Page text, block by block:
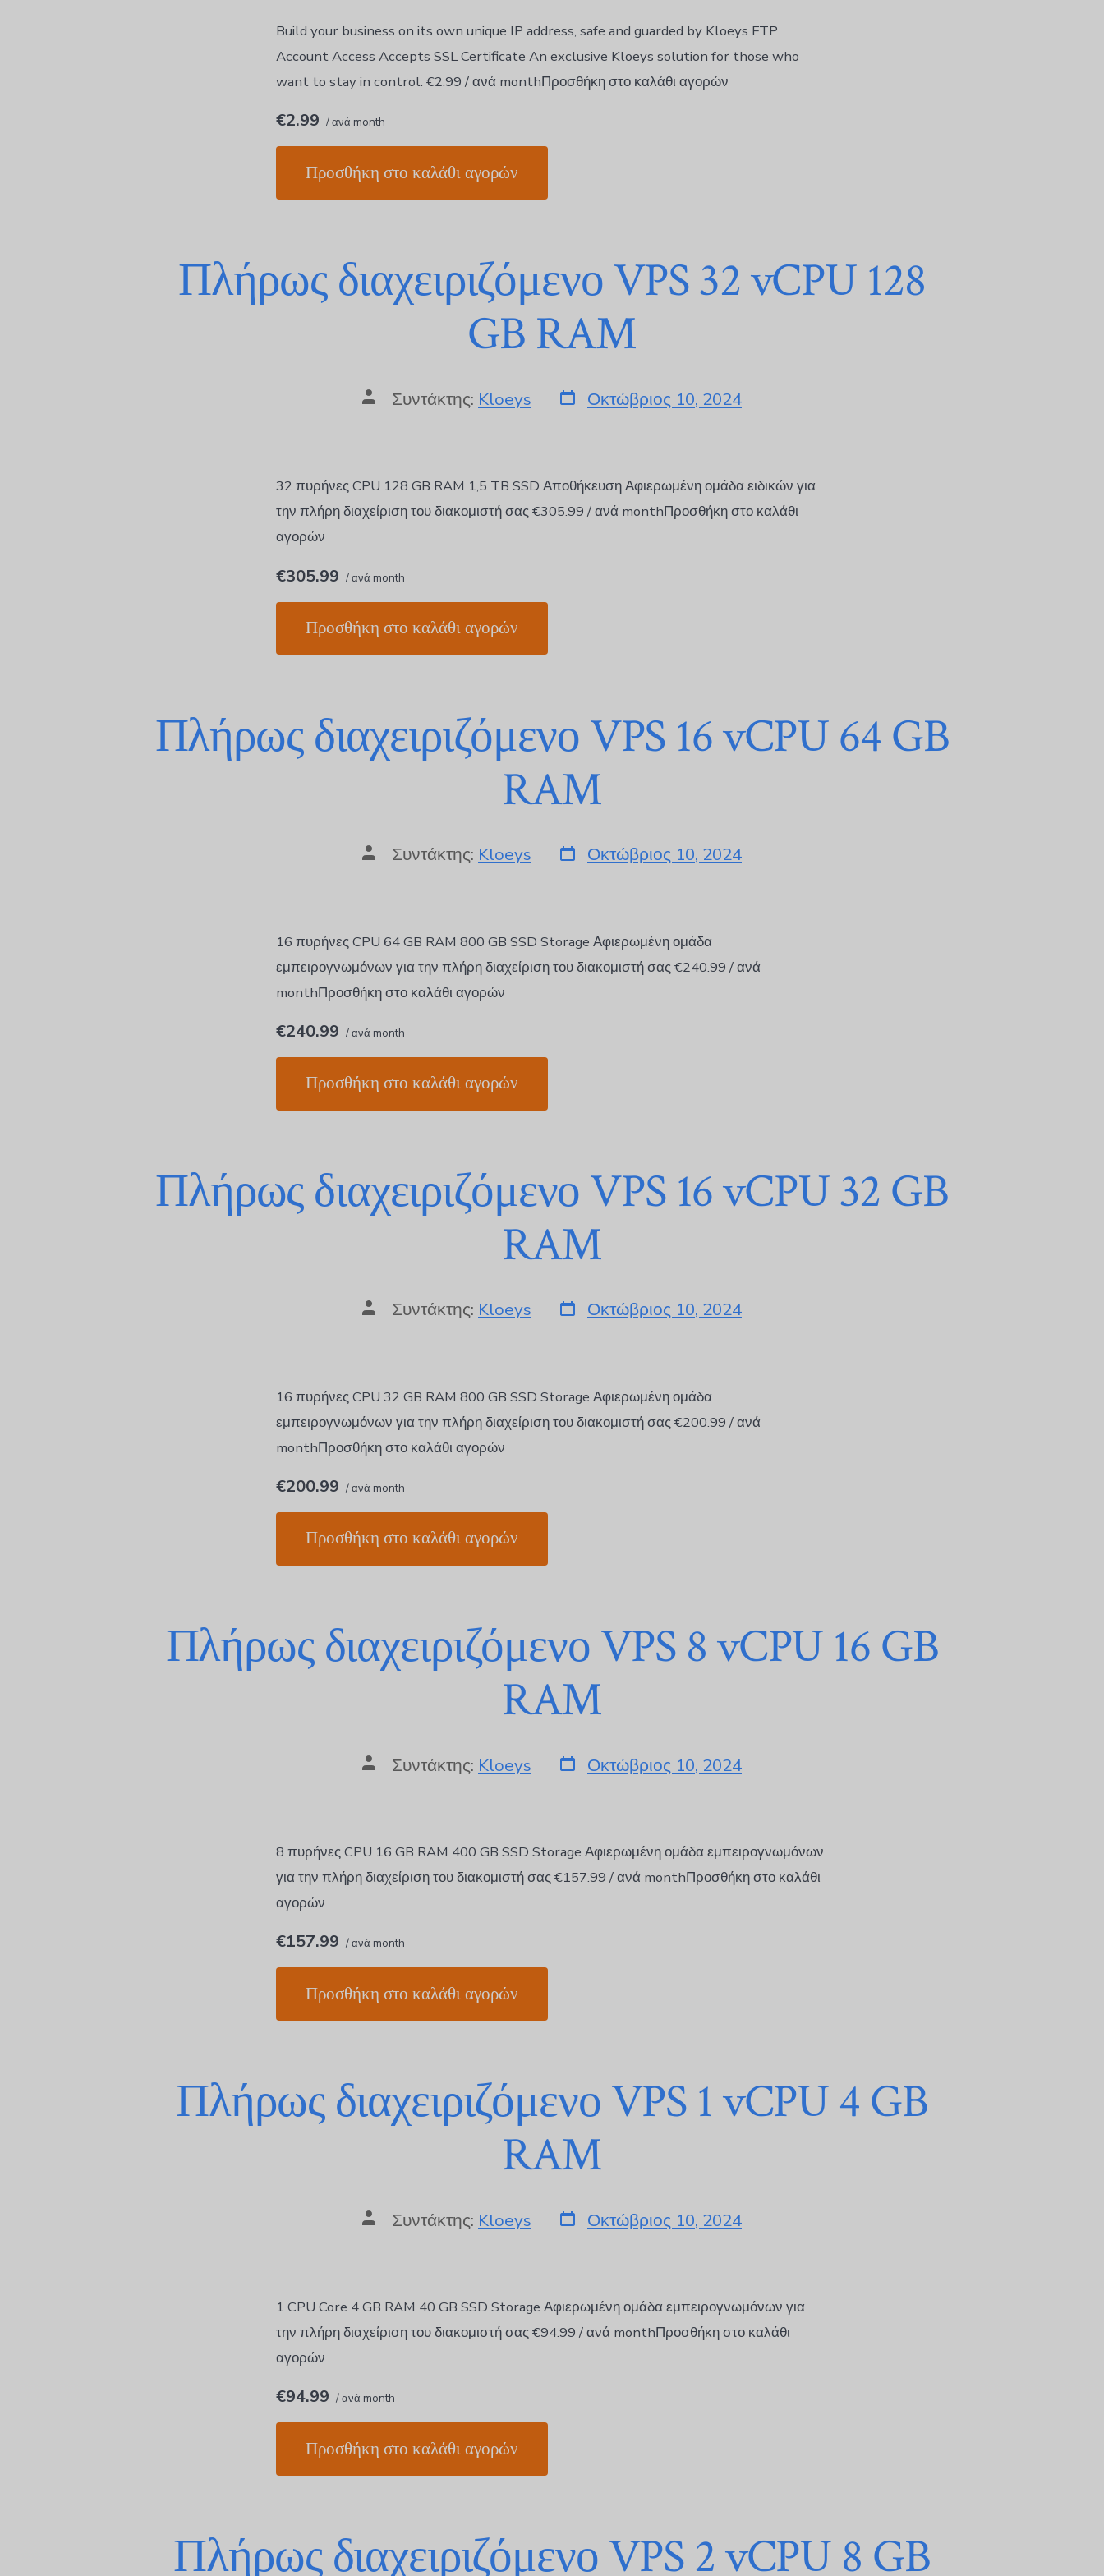
Build your business on its own unique IP address, safe and guarded by Kloeys FTP
Account Access Accepts SSL Certificate An exclusive Kloeys solution for those who
want to stay in control. €2.99 / ανά monthΠροσθήκη στο καλάθι αγορών
€2.99 / ανά month
Προσθήκη στο καλάθι αγορών
Πλήρως διαχειριζόμενο VPS 32 vCPU 128
GB RAM
Συντάκτης: Kloeys Οκτώβριος 10, 2024
32 πυρήνες CPU 128 GB RAM 1,5 TB SSD Αποθήκευση Αφιερωμένη ομάδα ειδικών για
την πλήρη διαχείριση του διακομιστή σας €305.99 / ανά monthΠροσθήκη στο καλάθι
αγορών
€305.99 / ανά month
Προσθήκη στο καλάθι αγορών
Πλήρως διαχειριζόμενο VPS 16 vCPU 64 GB
RAM
Συντάκτης: Kloeys Οκτώβριος 10, 2024
16 πυρήνες CPU 64 GB RAM 800 GB SSD Storage Αφιερωμένη ομάδα
εμπειρογνωμόνων για την πλήρη διαχείριση του διακομιστή σας €240.99 / ανά
monthΠροσθήκη στο καλάθι αγορών
€240.99 / ανά month
Προσθήκη στο καλάθι αγορών
Πλήρως διαχειριζόμενο VPS 16 vCPU 32 GB
RAM
Συντάκτης: Kloeys Οκτώβριος 10, 2024
16 πυρήνες CPU 32 GB RAM 800 GB SSD Storage Αφιερωμένη ομάδα
εμπειρογνωμόνων για την πλήρη διαχείριση του διακομιστή σας €200.99 / ανά
monthΠροσθήκη στο καλάθι αγορών
€200.99 / ανά month
Προσθήκη στο καλάθι αγορών
Πλήρως διαχειριζόμενο VPS 8 vCPU 16 GB
RAM
Συντάκτης: Kloeys Οκτώβριος 10, 2024
8 πυρήνες CPU 16 GB RAM 400 GB SSD Storage Αφιερωμένη ομάδα εμπειρογνωμόνων
για την πλήρη διαχείριση του διακομιστή σας €157.99 / ανά monthΠροσθήκη στο καλάθι
αγορών
€157.99 / ανά month
Προσθήκη στο καλάθι αγορών
Πλήρως διαχειριζόμενο VPS 1 vCPU 4 GB
RAM
Συντάκτης: Kloeys Οκτώβριος 10, 2024
1 CPU Core 4 GB RAM 40 GB SSD Storage Αφιερωμένη ομάδα εμπειρογνωμόνων για
την πλήρη διαχείριση του διακομιστή σας €94.99 / ανά monthΠροσθήκη στο καλάθι
αγορών
€94.99 / ανά month
Προσθήκη στο καλάθι αγορών
Πλήρως διαχειριζόμενο VPS 2 vCPU 8 GB